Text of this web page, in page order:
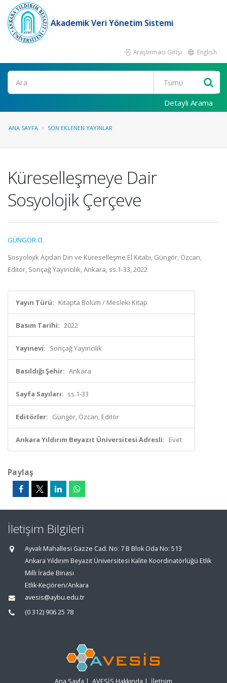
Akademik Veri Yönetim Sistemi
Araştırmacı Girişi English
Ara
Detaylı Arama
ANA SAYFA SON EKLENEN YAYINLAR
Küreselleşmeye Dair
Sosyolojik Çerçeve
GÜNGÖR Ö.
Sosyolojik Açıdan Din ve Küreselleşme El Kitabı, Güngör, Özcan,
Editör, Sonçağ Yayıncılık, Ankara, ss.1-33, 2022
Yayın Türü: Kitapta Bölüm / Mesleki Kitap
Basım Tarihi: 2022
Yayınevi: Sonçağ Yayıncılık
Basıldığı Şehir: Ankara
Sayfa Sayıları: ss.1-33
Editörler: Güngör, Özcan, Editör
Ankara Yıldırım Beyazıt Üniversitesi Adresli: Evet
Paylaş
İletişim Bilgileri
Ayvalı Mahallesi Gazze Cad. No: 7 B Blok Oda No: 513
Ankara Yıldırım Beyazıt Üniversitesi Kalite Koordinatörlüğü Etlik
Milli İrade Binası
Etlik-Keçiören/Ankara
avesis@aybu.edu.tr
(0 312) 906 25 78
Ana Sayfa | AVESİS Hakkında | İletişim